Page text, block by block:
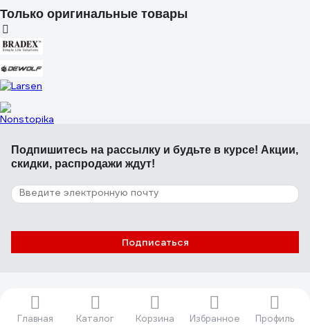
Главная Каталог Корзина Избранное Профиль
Ирина Салина
07.12.2020
12 отзывов
Отзыв о NOVATRACK 110A.PSYCHO.BVT21
Ольга Л.
16.07.2022
Удобный
Только оригинальные товары
Подпишитесь на рассылку и будьте в курсе! Акции,
скидки, распродажи ждут!
Подписаться
Оригинальные товары с гарантией!